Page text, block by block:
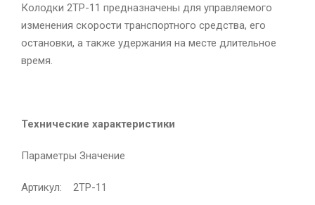
Колодки 2ТР-11 предназначены для управляемого
изменения скорости транспортного средства, его
остановки, а также удержания на месте длительное
время.
Технические характеристики
Параметры Значение
Артикул: 2ТР-11